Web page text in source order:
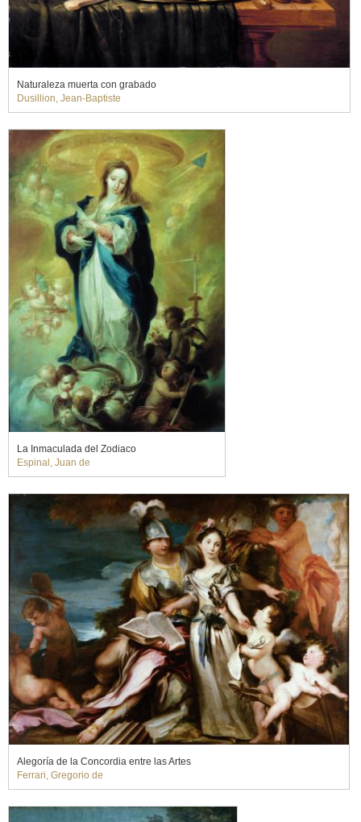
Naturaleza muerta con grabado
Dusillion, Jean-Baptiste
La Inmaculada del Zodiaco
Espinal, Juan de
Alegoría de la Concordia entre las Artes
Ferrari, Gregorio de